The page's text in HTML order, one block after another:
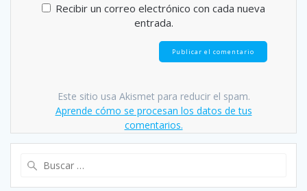
Recibir un correo electrónico con cada nueva
entrada.
Este sitio usa Akismet para reducir el spam.
Aprende cómo se procesan los datos de tus
comentarios.